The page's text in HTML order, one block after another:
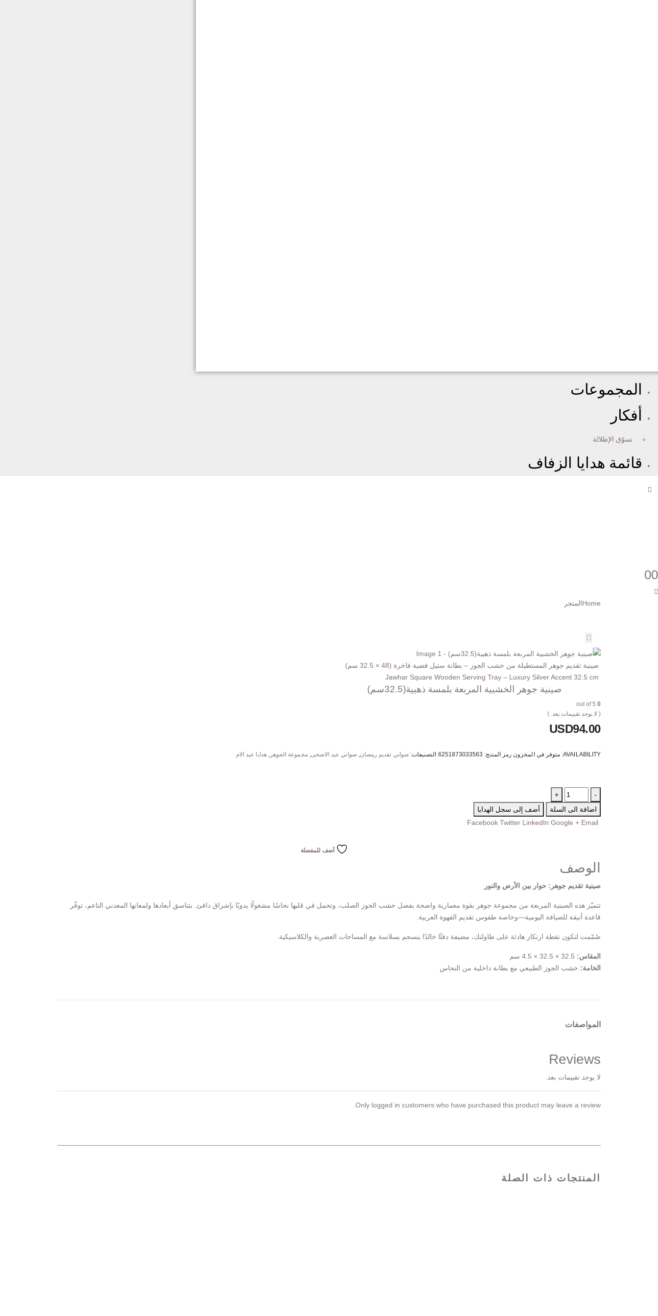
المجموعات
أفكار
تسوّق الإطلالة
قائمة هدايا الزفاف
00
Homeالمتجر
صينية تقديم جوهر المستطيلة من خشب الجوز – بطانة ستيل فضية فاخرة (48 × 32.5 سم)
Jawhar Square Wooden Serving Tray – Luxury Silver Accent 32.5 cm
صينية جوهر الخشبية المربعة بلمسة ذهبية(32.5سم)
0
( لا يوجد تقييمات بعد. )
USD94.00
AVAILABILITY: متوفر في المخزون رمز المنتج: 6251873033563 التصنيفات:صواني تقديم رمضان ,صواني عيد الاضحى ,مجموعة الجوهر ,هدايا عيد الام
-
+
اضافة الى السلة
أضف إلى سجل الهدايا
Facebook Twitter LinkedIn Google + Email
أضف للمفضلة
الوصف
صينية تقديم جوهر: حوار بين الأرض والنور
تتميّز هذه الصينية المربعة من مجموعة جوهر بقوة معمارية واضحة بفضل خشب الجوز الصلب، وتحمل في قلبها نحاسًا مشغولًا يدويًا بإشراق دافئ. بتناسق أبعادها ولمعانها المعدني الناعم، توفّر
قاعدة أنيقة للضيافة اليومية—وخاصة طقوس تقديم القهوة العربية.
صُمّمت لتكون نقطة ارتكاز هادئة على طاولتك، مضيفة دفئًا خالدًا ينسجم بسلاسة مع المساحات العصرية والكلاسيكية.
المقاس:
الخامة: خشب الجوز الطبيعي مع بطانة داخلية من النحاس
المواصفات
Reviews
لا يوجد تقييمات بعد.
Only logged in customers who have purchased this product may leave a review.
المنتجات ذات الصلة